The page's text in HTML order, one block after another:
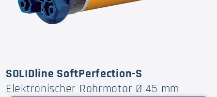
SOLIDline SoftPerfection-S
Elektronischer Rohrmotor Ø 45 mm